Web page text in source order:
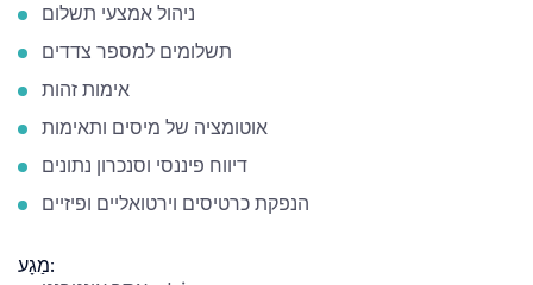
ניהול אמצעי תשלום
תשלומים למספר צדדים
אימות זהות
אוטומציה של מיסים ותאימות
דיווח פיננסי וסנכרון נתונים
הנפקת כרטיסים וירטואליים ופיזיים
מַגָע: